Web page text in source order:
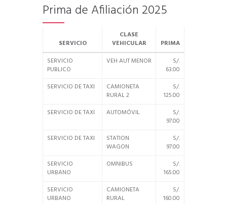
Prima de Afiliación 2025
SERVICIO
CLASE
VEHICULAR
PRIMA
SERVICIO
PUBLICO
VEH AUT MENOR
S/.
63.00
SERVICIO DE TAXI
CAMIONETA
RURAL 2
S/.
125.00
SERVICIO DE TAXI
AUTOMÓVIL
S/.
97.00
SERVICIO DE TAXI
STATION
WAGON
S/.
97.00
SERVICIO
URBANO
OMNIBUS
S/.
165.00
SERVICIO
URBANO
CAMIONETA
RURAL
S/.
160.00